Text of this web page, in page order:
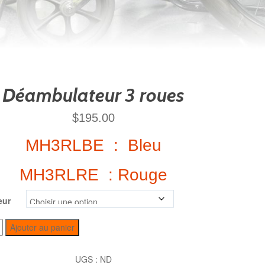
Déambulateur 3 roues
$195.00
MH3RLBE : Bleu
MH3RLRE : Rouge
Ajouter au panier
UGS : ND